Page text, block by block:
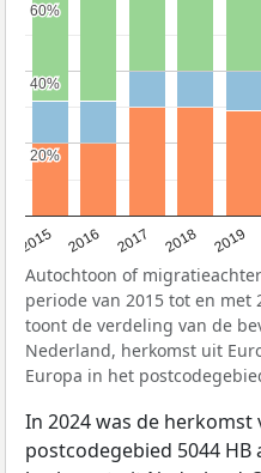
2015 2016 2017 2018 2019
20%
20%
40%
40%
60%
60%
Autochtoon of
periode van 2015 tot en met
toont de verdeling van de
Nederland, herkomst uit
Europa in het
In 2024 was de
postcodegebied 5044 HB